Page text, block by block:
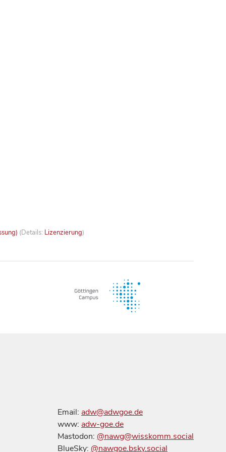
(Details: Lizenzierung)
Email: adw@adwgoe.de
www: adw-goe.de
Mastodon: @nawg@wisskomm.social
BlueSky: @nawgoe.bsky.social